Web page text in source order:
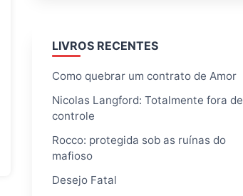
LIVROS RECENTES
Como quebrar um contrato de Amor
Nicolas Langford: Totalmente fora de
controle
Rocco: protegida sob as ruínas do
mafioso
Desejo Fatal